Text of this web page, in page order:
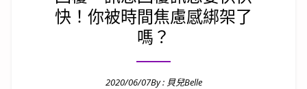
快！你被時間焦慮感綁架了
嗎？
2020/06/07By : 貝兒Belle